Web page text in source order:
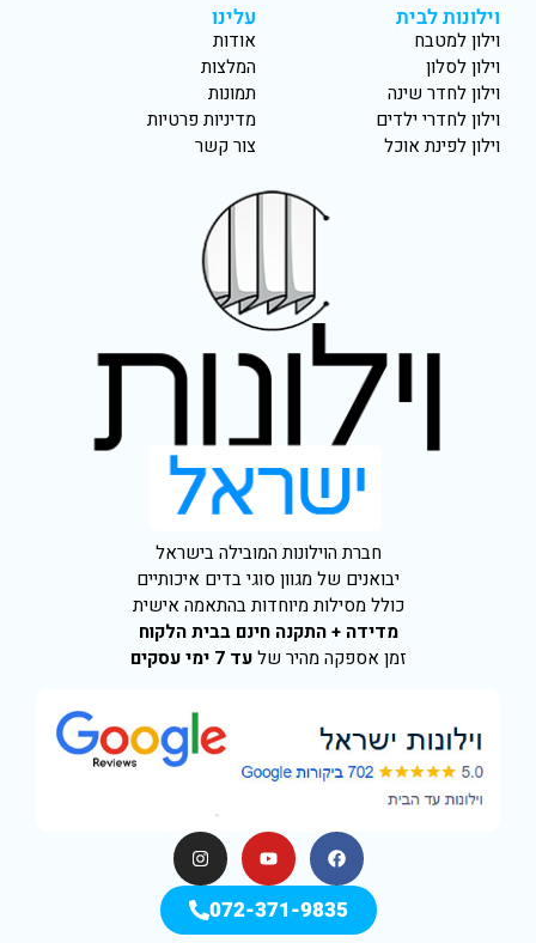
וילונות לבית
וילון למטבח
וילון לסלון
וילון לחדר שינה
וילון לחדרי ילדים
וילון לפינת אוכל
עלינו
אודות
המלצות
תמונות
מדיניות פרטיות
צור קשר
חברת הוילונות המובילה בישראל
יבואנים של מגוון סוגי בדים איכותיים
כולל מסילות מיוחדות בהתאמה אישית
מדידה + התקנה חינם בבית הלקוח
זמן אספקה מהיר שלעד 7 ימי עסקים
072-371-9835